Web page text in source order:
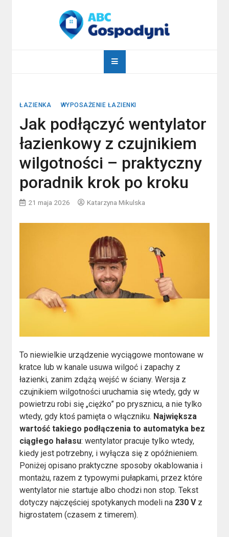
abcgospodyni.pl
ŁAZIENKA WYPOSAŻENIE ŁAZIENKI
Jak podłączyć wentylator
łazienkowy z czujnikiem
wilgotności – praktyczny
poradnik krok po kroku
21 maja 2026 Katarzyna Mikulska
To niewielkie urządzenie wyciągowe montowane w
kratce lub w kanale usuwa wilgoć i zapachy z
łazienki, zanim zdążą wejść w ściany. Wersja z
czujnikiem wilgotności uruchamia się wtedy, gdy w
powietrzu robi się „ciężko” po prysznicu, a nie tylko
wtedy, gdy ktoś pamięta o włączniku. Największa
wartość takiego podłączenia to automatyka bez
ciągłego hałasu: wentylator pracuje tylko wtedy,
kiedy jest potrzebny, i wyłącza się z opóźnieniem.
Poniżej opisano praktyczne sposoby okablowania i
montażu, razem z typowymi pułapkami, przez które
wentylator nie startuje albo chodzi non stop. Tekst
dotyczy najczęściej spotykanych modeli na 230 Vz
higrostatem (czasem z timerem).